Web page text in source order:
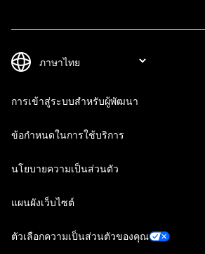
การเข้าสู่ระบบสำหรับผู้พัฒนา
ข้อกำหนดในการใช้บริการ
นโยบายความเป็นส่วนตัว
แผนผังเว็บไซต์
ตัวเลือกความเป็นส่วนตัวของคุณ